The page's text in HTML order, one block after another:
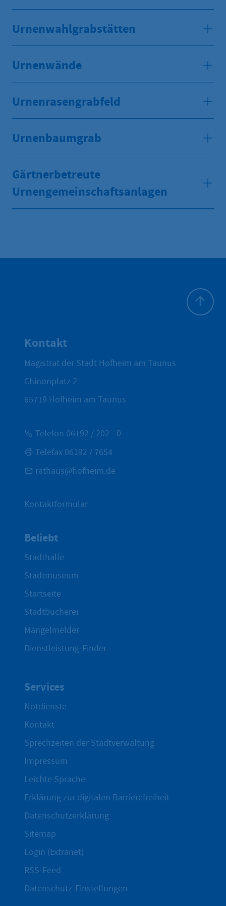
Urnenwahlgrabstätten
Urnenwände
Urnenrasengrabfeld
Urnenbaumgrab
Gärtnerbetreute
Urnengemeinschaftsanlagen
Kontakt
Magistrat der Stadt Hofheim am Taunus
Chinonplatz 2
65719 Hofheim am Taunus
Telefon 06192 / 202 - 0
Telefax 06192 / 7654
rathaus@hofheim.de
Kontaktformular
Beliebt
Stadthalle
Stadtmuseum
Startseite
Stadtbücherei
Mängelmelder
Dienstleistung-Finder
Services
Notdienste
Kontakt
Sprechzeiten der Stadtverwaltung
Impressum
Leichte Sprache
Erklärung zur digitalen Barrierefreiheit
Datenschutzerklärung
Sitemap
Login (Extranet)
RSS-Feed
Datenschutz-Einstellungen